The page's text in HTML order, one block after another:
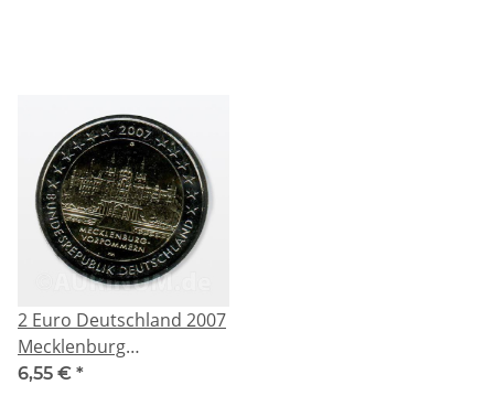
2 Euro Deutschland 2007
Mecklenburg
Vorpommern G
6,55 € *